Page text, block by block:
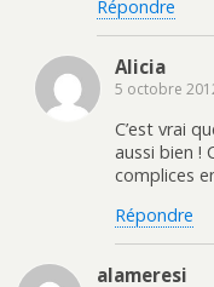
Répondre
Alicia
5 octobre
C’est vrai
aussi bien !
complices
Répondre
alameresi